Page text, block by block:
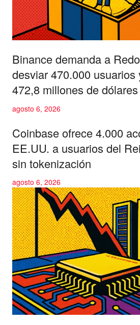
Binance demanda a
desviar 470.000 usuarios
472,8 millones de dólares
agosto 6, 2026
Coinbase ofrece 4.000
EE.UU. a usuarios del
sin tokenización
agosto 6, 2026